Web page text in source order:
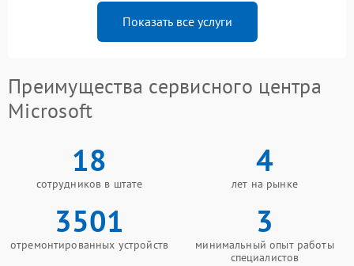
Показать все услуги
Преимущества сервисного центра
Microsoft
18
сотрудников в штате
4
лет на рынке
3501
отремонтированных устройств
3
минимальный опыт работы
специалистов